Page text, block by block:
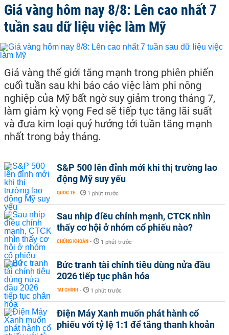
Giá vàng hôm nay 8/8: Lên cao nhất 7
tuần sau dữ liệu việc làm Mỹ
Giá vàng thế giới tăng mạnh trong phiên phiến
cuối tuần sau khi báo cáo việc làm phi nông
nghiệp của Mỹ bất ngờ suy giảm trong tháng 7,
làm giảm kỳ vọng Fed sẽ tiếp tục tăng lãi suất
và đưa kim loại quý hướng tới tuần tăng mạnh
nhất trong bảy tháng.
S&P 500 lên đỉnh mới khi thị trường lao
động Mỹ suy yếu
QUỐC TẾ - 1 phút trước
Sau nhịp điều chỉnh mạnh, CTCK nhìn
thấy cơ hội ở nhóm cổ phiếu nào?
CHỨNG KHOÁN - 1 phút trước
Bức tranh tài chính tiêu dùng nửa đầu
2026 tiếp tục phân hóa
TÀI CHÍNH - 1 phút trước
Điện Máy Xanh muốn phát hành cổ
phiếu với tỷ lệ 1:1 để tăng thanh khoản